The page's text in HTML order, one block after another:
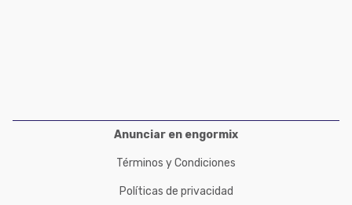
Anunciar en engormix
Términos y Condiciones
Políticas de privacidad